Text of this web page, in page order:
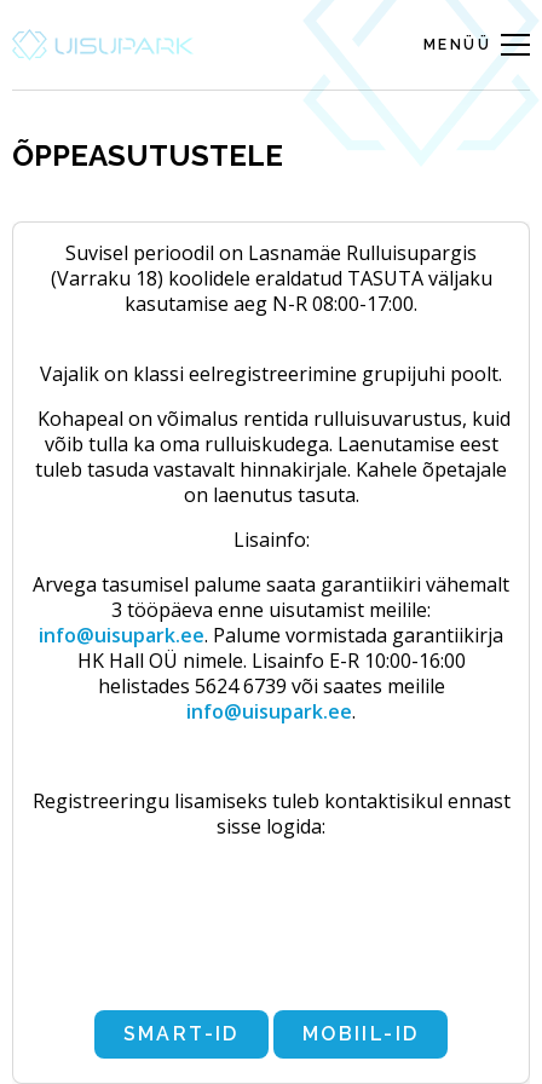
MENÜÜ
ÕPPEASUTUSTELE
Suvisel perioodil on Lasnamäe Rulluisupargis
(Varraku 18) koolidele eraldatud TASUTAväljaku
kasutamise aeg N-R 08:00-17:00.
Vajalik on klassi eelregistreerimine grupijuhi poolt.
Kohapeal on võimalus rentida rulluisuvarustus, kuid
võib tulla ka oma rulluiskudega. Laenutamise eest
tuleb tasuda vastavalt hinnakirjale. Kahele õpetajale
on laenutus tasuta.
Lisainfo:
Arvega tasumisel palume saata garantiikiri vähemalt
3 tööpäeva enne uisutamist meilile:
info@uisupark.ee. Palume vormistada garantiikirja
HK Hall OÜ nimele. Lisainfo E-R 10:00-16:00
helistades 5624 6739 või saates meilile
info@uisupark.ee.
Registreeringu lisamiseks tuleb kontaktisikul ennast
sisse logida: